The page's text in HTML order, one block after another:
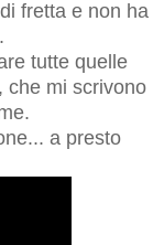
fretta e non ha
tutte quelle
che mi scrivono
a presto